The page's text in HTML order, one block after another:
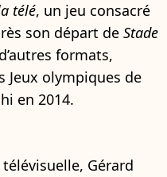
télé, un jeu consacré
son départ de Stade
formats,
Jeux olympiques de
en 2014.
Gérard